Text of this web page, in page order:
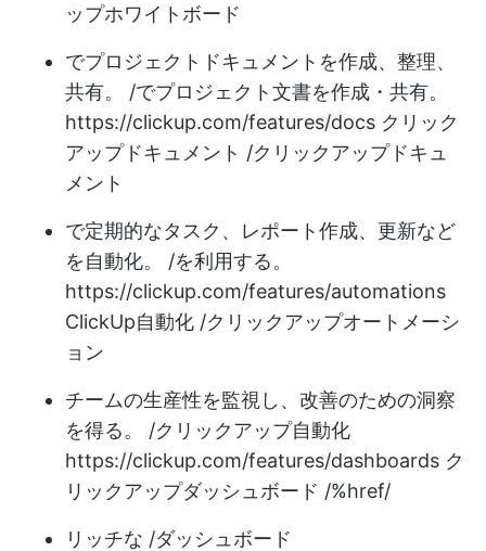
ップホワイトボード
でプロジェクトドキュメントを作成、整理、
共有。 /でプロジェクト文書を作成・共有。
https://clickup.com/features/docs クリック
アップドキュメント /クリックアップドキュ
メント
で定期的なタスク、レポート作成、更新など
を自動化。 /を利用する。
https://clickup.com/features/automations
ClickUp自動化 /クリックアップオートメーシ
ョン
チームの生産性を監視し、改善のための洞察
を得る。 /クリックアップ自動化
https://clickup.com/features/dashboards ク
リックアップダッシュボード /%href/
リッチな /ダッシュボード